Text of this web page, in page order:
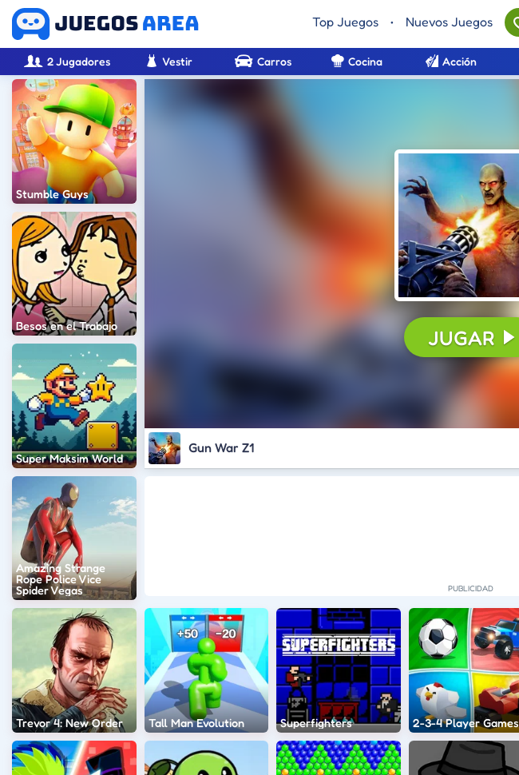
Top Juegos • Nuevos Juegos
2 Jugadores Vestir Carros Cocina Acción
JUGAR
Gun War Z1
Stumble Guys
Besos en el Trabajo
Super Maksim World
Amazing Strange
Rope Police Vice
Spider Vegas
Trevor 4: New Order Tall Man Evolution Superfighters 2-3-4 Player Games